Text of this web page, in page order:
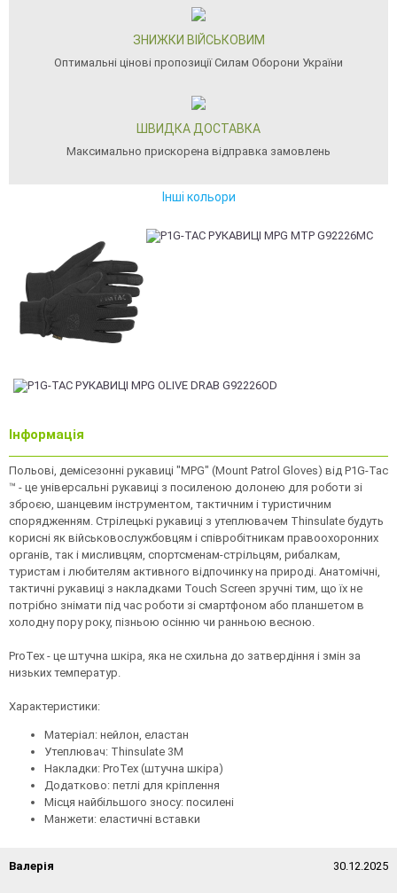
ЗНИЖКИ ВІЙСЬКОВИМ
Оптимальні цінові пропозиції Силам Оборони України
ШВИДКА ДОСТАВКА
Максимально прискорена відправка замовлень
Інші кольори
Інформація
Польові, демісезонні рукавиці "MPG" (Mount Patrol Gloves) від P1G-Tac
™ - це універсальні рукавиці з посиленою долонею для роботи зі
зброєю, шанцевим інструментом, тактичним і туристичним
спорядженням. Стрілецькі рукавиці з утеплювачем Thinsulate будуть
корисні як військовослужбовцям і співробітникам правоохоронних
органів, так і мисливцям, спортсменам-стрільцям, рибалкам,
туристам і любителям активного відпочинку на природі. Анатомічні,
тактичні рукавиці з накладками Touch Screen зручні тим, що їх не
потрібно знімати під час роботи зі смартфоном або планшетом в
холодну пору року, пізньою осінню чи ранньою весною.
ProTex - це штучна шкіра, яка не схильна до затвердіння і змін за
низьких температур.
Характеристики:
Матеріал: нейлон, еластан
Утеплювач: Thinsulate 3M
Накладки: ProTex (штучна шкіра)
Додатково: петлі для кріплення
Місця найбільшого зносу: посилені
Манжети: еластичні вставки
Валерія 30.12.2025